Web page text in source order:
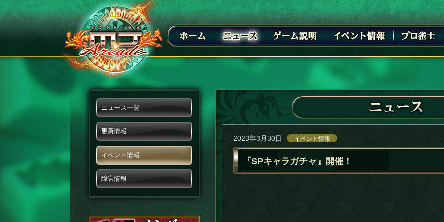
ニュース一覧
更新情報
イベント情報
障害情報
2023年3月30日 イベント情報
『SPキャラガチャ』開催！